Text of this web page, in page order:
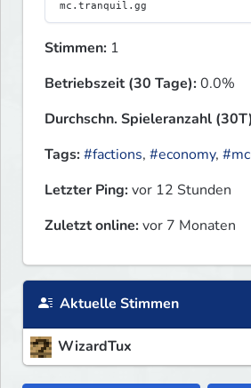
Stimmen: 1
Betriebszeit (30 Tage):0.0%
Durchschn. Spieleranzahl
Tags:#factions, #economy,
Letzter Ping:vor 12 Stunden
Zuletzt online:vor 7 Monaten
Aktuelle Stimmen
WizardTux